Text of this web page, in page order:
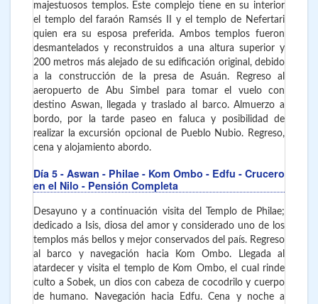
majestuosos templos. Este complejo tiene en su interior
el templo del faraón Ramsés II y el templo de Nefertari
quien era su esposa preferida. Ambos templos fueron
desmantelados y reconstruidos a una altura superior y
200 metros más alejado de su edificación original, debido
a la construcción de la presa de Asuán. Regreso al
aeropuerto de Abu Simbel para tomar el vuelo con
destino Aswan, llegada y traslado al barco. Almuerzo a
bordo, por la tarde paseo en faluca y posibilidad de
realizar la excursión opcional de Pueblo Nubio. Regreso,
cena y alojamiento abordo.
Día 5 - Aswan - Philae - Kom Ombo - Edfu - Crucero
en el Nilo - Pensión Completa
Desayuno y a continuación visita del Templo de Philae;
dedicado a Isis, diosa del amor y considerado uno de los
templos más bellos y mejor conservados del país. Regreso
al barco y navegación hacia Kom Ombo. Llegada al
atardecer y visita el templo de Kom Ombo, el cual rinde
culto a Sobek, un dios con cabeza de cocodrilo y cuerpo
de humano. Navegación hacia Edfu. Cena y noche a